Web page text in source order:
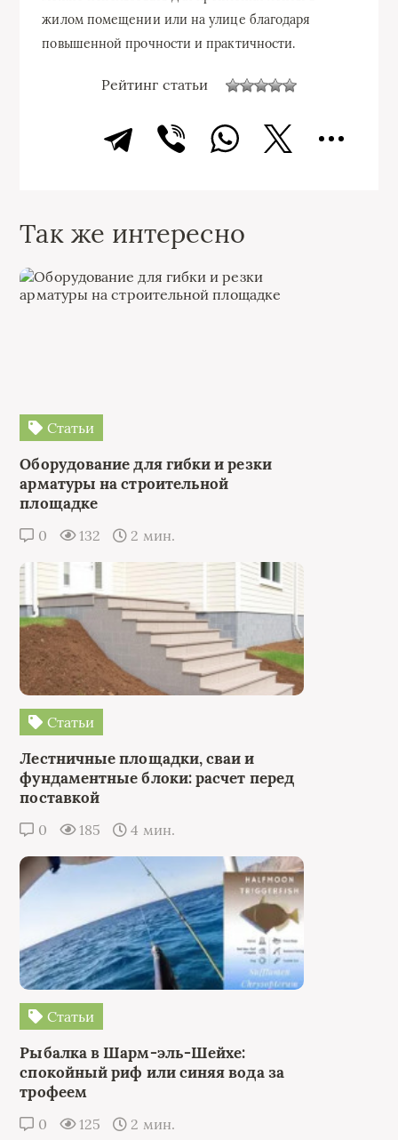
жилом помещении или на улице благодаря
повышенной прочности и практичности.
Рейтинг статьи
Так же интересно
Статьи
Оборудование для гибки и резки
арматуры на строительной
площадке
0 132 2 мин.
Статьи
Лестничные площадки, сваи и
фундаментные блоки: расчет перед
поставкой
0 185 4 мин.
Статьи
Рыбалка в Шарм-эль-Шейхе:
спокойный риф или синяя вода за
трофеем
0 125 2 мин.